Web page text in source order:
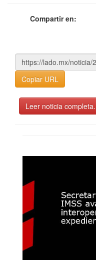
Compartir en:
Copiar URL
Leer noticia completa.